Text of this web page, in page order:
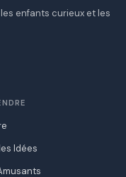
enfants curieux et les
Idées